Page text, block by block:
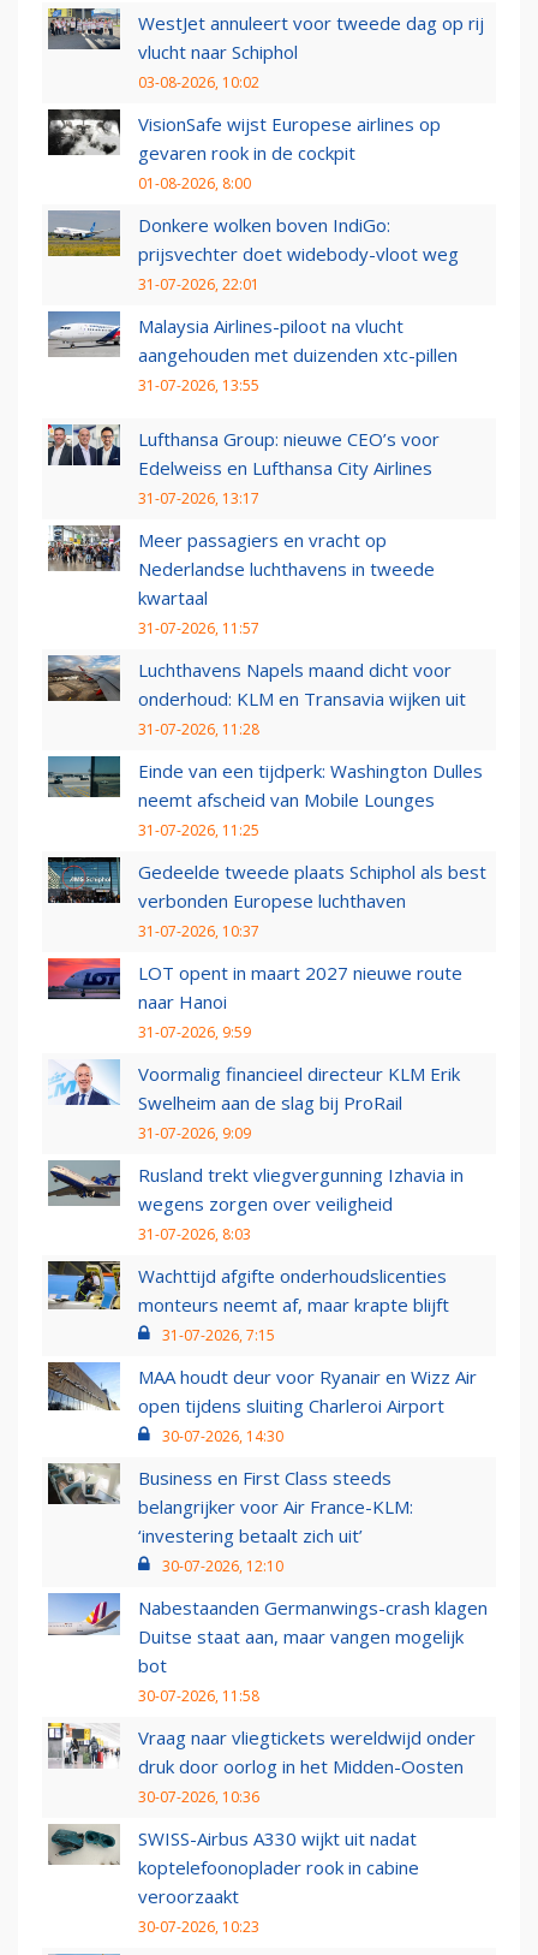
WestJet annuleert voor tweede dag op rij
vlucht naar Schiphol
03-08-2026, 10:02
VisionSafe wijst Europese airlines op
gevaren rook in de cockpit
01-08-2026, 8:00
Donkere wolken boven IndiGo:
prijsvechter doet widebody-vloot weg
31-07-2026, 22:01
Malaysia Airlines-piloot na vlucht
aangehouden met duizenden xtc-pillen
31-07-2026, 13:55
Lufthansa Group: nieuwe CEO’s voor
Edelweiss en Lufthansa City Airlines
31-07-2026, 13:17
Meer passagiers en vracht op
Nederlandse luchthavens in tweede
kwartaal
31-07-2026, 11:57
Luchthavens Napels maand dicht voor
onderhoud: KLM en Transavia wijken uit
31-07-2026, 11:28
Einde van een tijdperk: Washington Dulles
neemt afscheid van Mobile Lounges
31-07-2026, 11:25
Gedeelde tweede plaats Schiphol als best
verbonden Europese luchthaven
31-07-2026, 10:37
LOT opent in maart 2027 nieuwe route
naar Hanoi
31-07-2026, 9:59
Voormalig financieel directeur KLM Erik
Swelheim aan de slag bij ProRail
31-07-2026, 9:09
Rusland trekt vliegvergunning Izhavia in
wegens zorgen over veiligheid
31-07-2026, 8:03
Wachttijd afgifte onderhoudslicenties
monteurs neemt af, maar krapte blijft
31-07-2026, 7:15
MAA houdt deur voor Ryanair en Wizz Air
open tijdens sluiting Charleroi Airport
30-07-2026, 14:30
Business en First Class steeds
belangrijker voor Air France-KLM:
‘investering betaalt zich uit’
30-07-2026, 12:10
Nabestaanden Germanwings-crash klagen
Duitse staat aan, maar vangen mogelijk
bot
30-07-2026, 11:58
Vraag naar vliegtickets wereldwijd onder
druk door oorlog in het Midden-Oosten
30-07-2026, 10:36
SWISS-Airbus A330 wijkt uit nadat
koptelefoonoplader rook in cabine
veroorzaakt
30-07-2026, 10:23